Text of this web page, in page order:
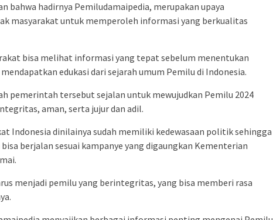
bahwa hadirnya Pemiludamaipedia, merupakan upaya
masyarakat untuk memperoleh informasi yang berkualitas
bisa melihat informasi yang tepat sebelum menentukan
edukasi dari sejarah umum Pemilu di Indonesia.
pemerintah tersebut sejalan untuk mewujudkan Pemilu 2024
aman, serta jujur dan adil.
Indonesia dinilainya sudah memiliki kedewasaan politik sehingga
berjalan sesuai kampanye yang digaungkan Kementerian
menjadi pemilu yang berintegritas, yang bisa memberi rasa